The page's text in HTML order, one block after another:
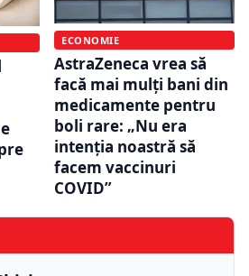
ECONOMIE
AstraZeneca vrea să
facă mai mulți bani din
medicamente pentru
boli rare: „Nu era
intenția noastră să
facem vaccinuri
COVID”